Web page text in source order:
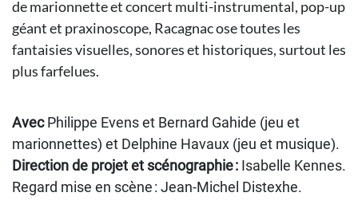
de marionnette et concert multi-instrumental, pop-up
géant et praxinoscope, Racagnac ose toutes les
fantaisies visuelles, sonores et historiques, surtout les
plus farfelues.
AvecPhilippe Evens et Bernard Gahide (jeu et
marionnettes) et Delphine Havaux (jeu et musique).
Direction de projet et scénographie : Isabelle Kennes.
Regard mise en scène : Jean-Michel Distexhe.